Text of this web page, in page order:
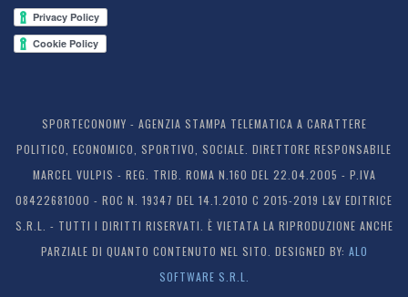
SPORTECONOMY - AGENZIA STAMPA TELEMATICA A CARATTERE
POLITICO, ECONOMICO, SPORTIVO, SOCIALE. DIRETTORE RESPONSABILE
MARCEL VULPIS - REG. TRIB. ROMA N.160 DEL 22.04.2005 - P.IVA
08422681000 - ROC N. 19347 DEL 14.1.2010 C 2015-2019 L&V EDITRICE
S.R.L. - TUTTI I DIRITTI RISERVATI. È VIETATA LA RIPRODUZIONE ANCHE
PARZIALE DI QUANTO CONTENUTO NEL SITO. DESIGNED BY: ALO
SOFTWARE S.R.L.